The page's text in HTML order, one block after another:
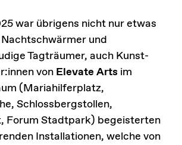
war übrigens nicht nur etwas
und
Tagträumer, auch Kunst-
von Elevate Arts im
(Mariahilferplatz,
Schlossbergstollen,
Forum Stadtpark) begeisterten
Installationen, welche von